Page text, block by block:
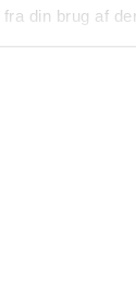
din brug af
så der altid
Spike
Tilføj et
vores unikke